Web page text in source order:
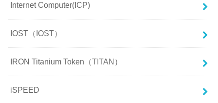
Internet Computer(ICP)
IOST（IOST）
IRON Titanium Token（TITAN）
iSPEED